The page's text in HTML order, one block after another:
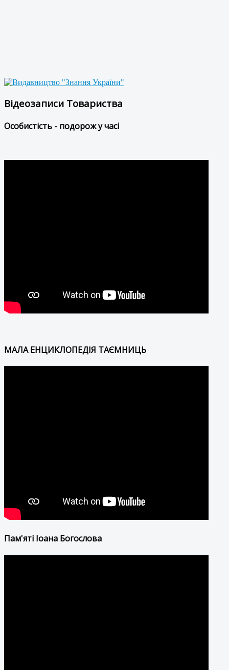
Відеозаписи Товариства
Особистість - подорож у часі
МАЛА ЕНЦИКЛОПЕДІЯ ТАЄМНИЦЬ
Пам'яті Іоана Богослова